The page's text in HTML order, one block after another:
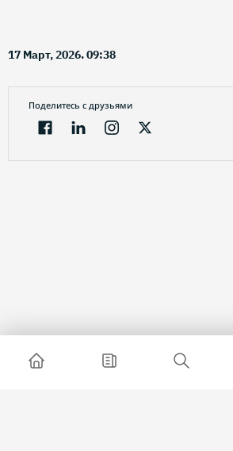
17 Март, 2026. 09:38
Поделитесь с друзьями